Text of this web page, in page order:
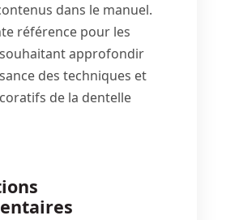
dans le manuel.
référence pour les
approfondir
des techniques et
de la dentelle